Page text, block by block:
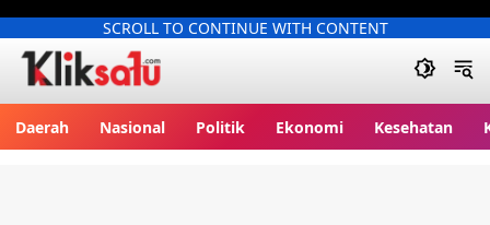
SCROLL TO CONTINUE WITH CONTENT
Daerah Nasional Politik Ekonomi Kesehatan